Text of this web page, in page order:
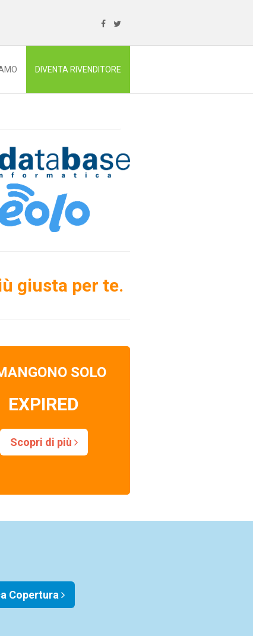
DIVENTA RIVENDITORE
giusta per te.
SOLO
EXPIRED
Scopri di più
Copertura